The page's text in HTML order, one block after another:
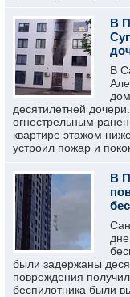
В
В
десятилетней
огнестрельным
квартире этажом
устроил пожар и
В
были задержаны
повреждения
беспилотника были